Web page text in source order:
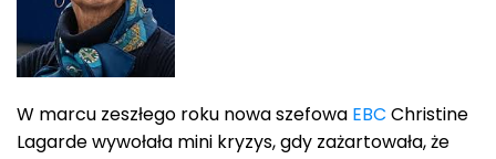
W marcu zeszłego roku nowa szefowa EBC Christine
Lagarde wywołała mini kryzys, gdy zażartowała, że ​​